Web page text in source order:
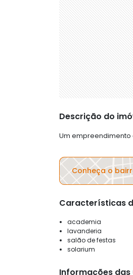
Descrição do
Um
Conheça o
Características
academia
lavanderia
salão de festas
solarium
Informações das